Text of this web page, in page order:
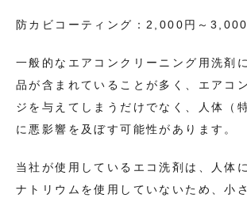
防カビコーティング：2,000円～3,000
一般的なエアコンクリーニング用洗剤
品が含まれていることが多く、エアコ
ジを与えてしまうだけでなく、人体（
に悪影響を及ぼす可能性があります。
当社が使用しているエコ洗剤は、人体
ナトリウムを使用していないため、小